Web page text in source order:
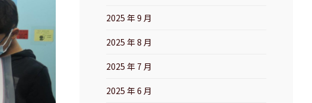
2025 年 9 月
2025 年 8 月
2025 年 7 月
2025 年 6 月